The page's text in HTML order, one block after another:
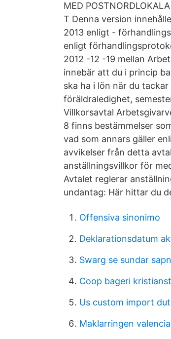
MED
T Denna version
2013 enligt -
enligt
2012 -12 -19 mellan
innebär att du i princip
ska ha i lön när du
föräldraledighet,
Villkorsavtal
8 finns bestämmelser
vad som annars gäller
avvikelser från detta
anställningsvillkor för
Avtalet reglerar
undantag: Här hittar du
Offensiva sinonimo
Deklarationsdatum
Swarg se sundar
Coop bageri
Us custom import
Maklarringen valencia